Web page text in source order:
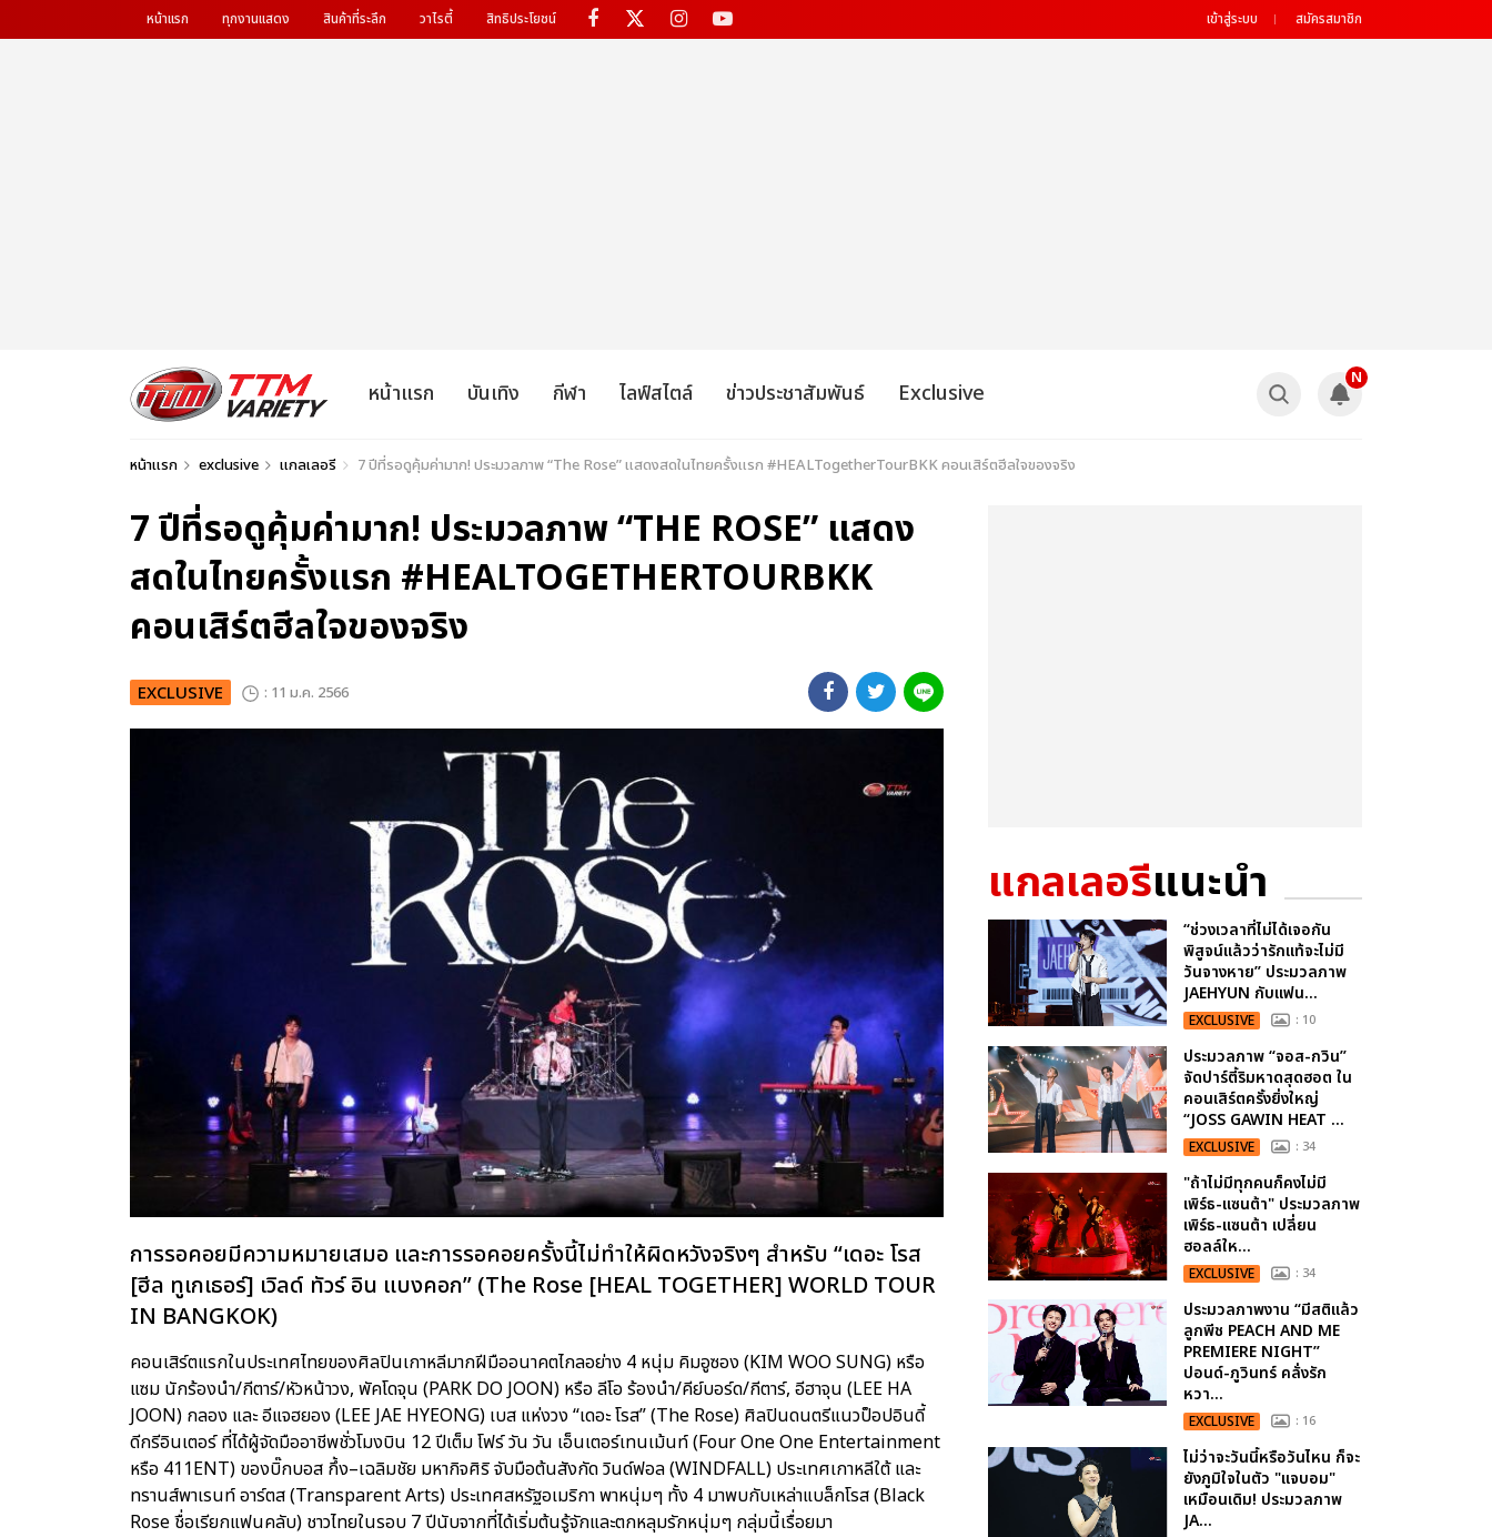
หน้าแรก ทุกงานแสดง สินค้าที่ระลึก วาไรตี้ สิทธิประโยชน์ เข้าสู่ระบบ สมัครสมาชิก
หน้าแรก บันเทิง กีฬา ไลฟ์สไตล์ ข่าวประชาสัมพันธ์ Exclusive
N
หน้าแรก exclusive แกลเลอรี 7 ปีที่รอดูคุ้มค่ามาก! ประมวลภาพ “The Rose” แสดงสดในไทยครั้งแรก #HEALTogetherTourBKK คอนเสิร์ตฮีลใจของจริง
7 ปีที่รอดูคุ้มค่ามาก! ประมวลภาพ “THE ROSE” แสดง
สดในไทยครั้งแรก #HEALTOGETHERTOURBKK
คอนเสิร์ตฮีลใจของจริง
EXCLUSIVE : 11 ม.ค. 2566
การรอคอยมีความหมายเสมอ และการรอคอยครั้งนี้ไม่ทำให้ผิดหวังจริงๆ สำหรับ “เดอะ โรส
[ฮีล ทูเกเธอร์] เวิลด์ ทัวร์ อิน แบงคอก” (The Rose [HEAL TOGETHER] WORLD TOUR
IN BANGKOK)
คอนเสิร์ตแรกในประเทศไทยของศิลปินเกาหลีมากฝีมืออนาคตไกลอย่าง 4 หนุ่ม คิมอูซอง (KIM WOO SUNG) หรือ
แซม นักร้องนำ/กีตาร์/หัวหน้าวง, พัคโดจุน (PARK DO JOON) หรือ ลีโอ ร้องนำ/คีย์บอร์ด/กีตาร์, อีฮาจุน (LEE HA
JOON) กลอง และ อีแจฮยอง (LEE JAE HYEONG) เบส แห่งวง “เดอะ โรส” (The Rose) ศิลปินดนตรีแนวป็อปอินดี้
ดีกรีอินเตอร์ ที่ได้ผู้จัดมืออาชีพชั่วโมงบิน 12 ปีเต็ม โฟร์ วัน วัน เอ็นเตอร์เทนเม้นท์ (Four One One Entertainment
หรือ 411ENT) ของบิ๊กบอส กึ้ง–เฉลิมชัย มหากิจศิริ จับมือต้นสังกัด วินด์ฟอล (WINDFALL) ประเทศเกาหลีใต้ และ
ทรานส์พาเรนท์ อาร์ตส (Transparent Arts) ประเทศสหรัฐอเมริกา พาหนุ่มๆ ทั้ง 4 มาพบกับเหล่าแบล็กโรส (Black
Rose ชื่อเรียกแฟนคลับ) ชาวไทยในรอบ 7 ปีนับจากที่ได้เริ่มต้นรู้จักและตกหลุมรักหนุ่มๆ กลุ่มนี้เรื่อยมา
แกลเลอรีแนะนำ
“ช่วงเวลาที่ไม่ได้เจอกัน
พิสูจน์แล้วว่ารักแท้จะไม่มี
วันจางหาย” ประมวลภาพ
JAEHYUN กับแฟน...
EXCLUSIVE : 10
ประมวลภาพ “จอส-กวิน”
จัดปาร์ตี้ริมหาดสุดฮอต ใน
คอนเสิร์ตครั้งยิ่งใหญ่
“JOSS GAWIN HEAT ...
EXCLUSIVE : 34
"ถ้าไม่มีทุกคนก็คงไม่มี
เพิร์ธ-แซนต้า" ประมวลภาพ
เพิร์ธ-แซนต้า เปลี่ยน
ฮอลล์ให...
EXCLUSIVE : 34
ประมวลภาพงาน “มีสติแล้ว
ลูกพีช PEACH AND ME
PREMIERE NIGHT”
ปอนด์-ภูวินทร์ คลั่งรัก
หวา...
EXCLUSIVE : 16
ไม่ว่าจะวันนี้หรือวันไหน ก็จะ
ยังภูมิใจในตัว "แจบอม"
เหมือนเดิม! ประมวลภาพ
JA...